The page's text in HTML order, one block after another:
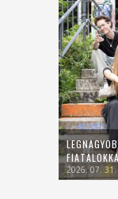
2026. 07. 31.